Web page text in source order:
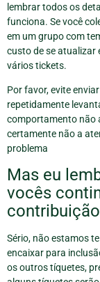
lembrar todos os
funciona. Se você
em um grupo com
custo de se atualizar
vários tickets.
Por favor, evite
repetidamente
comportamento não
certamente não a
problema
Mas eu
vocês
Sério, não estamos
encaixar para
os outros tíquetes,